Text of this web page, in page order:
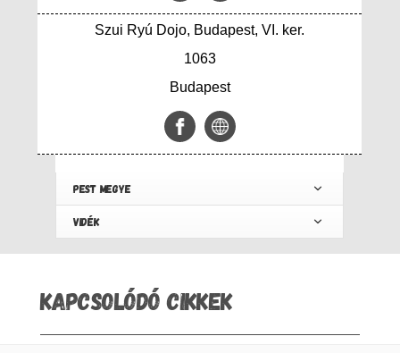
Szui Ryú Dojo, Budapest, VI. ker.
1063
Budapest
PEST MEGYE
VIDÉK
KAPCSOLÓDÓ CIKKEK